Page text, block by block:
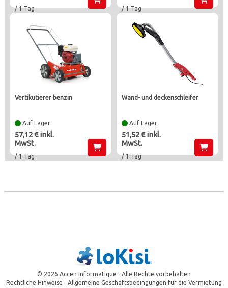
/ 1 Tag / 1 Tag
vertikutierer benzin
Auf Lager
57,12 € inkl.
MwSt.
/ 1 Tag
wand- und deckenschleifer
Auf Lager
51,52 € inkl.
MwSt.
/ 1 Tag
© 2026 Accen Informatique - Alle Rechte vorbehalten
Rechtliche Hinweise
Allgemeine Geschäftsbedingungen für die Vermietung